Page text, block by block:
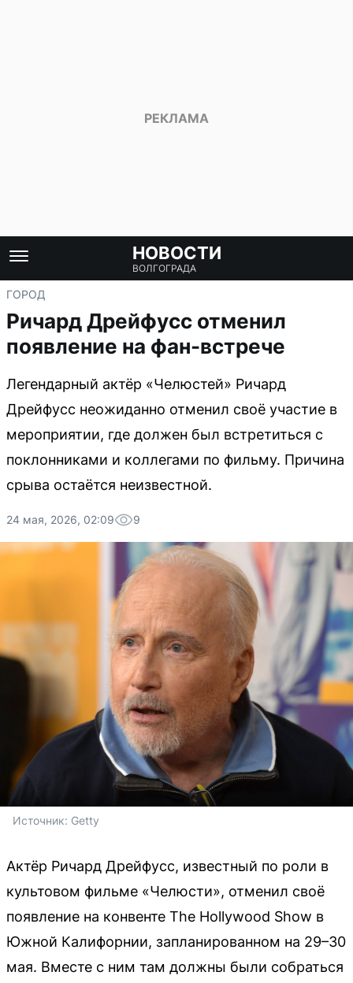
НОВОСТИ
ВОЛГОГРАДА
ГОРОД
Ричард Дрейфусс отменил
появление на фан-встрече
Легендарный актёр «Челюстей» Ричард
Дрейфусс неожиданно отменил своё участие в
мероприятии, где должен был встретиться с
поклонниками и коллегами по фильму. Причина
срыва остаётся неизвестной.
24 мая, 2026, 02:09 9
Источник: Getty
Актёр Ричард Дрейфусс, известный по роли в
культовом фильме «Челюсти», отменил своё
появление на конвенте The Hollywood Show в
Южной Калифорнии, запланированном на 29–30
мая. Вместе с ним там должны были собраться